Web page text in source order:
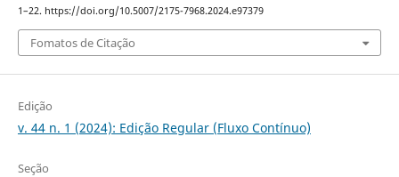
1–22. https://doi.org/10.5007/2175-7968.2024.e97379
Fomatos de Citação
Edição
v. 44 n. 1 (2024): Edição Regular (Fluxo Contínuo)
Seção